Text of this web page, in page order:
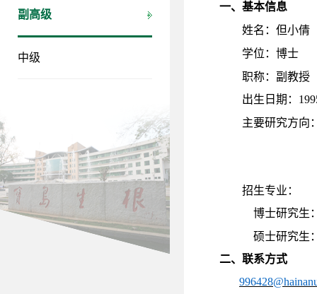
副高级
中级
一、基本信息
姓名 ：
但小倩
学位 ：
博士
职称：
副教授
出生日期：
主要研究方向
招生专业：
博士研究生
硕士研究生
二、联系方式
996428